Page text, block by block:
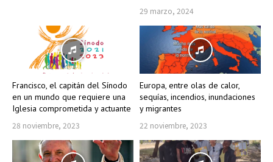
29 marzo, 2024
Francisco, el capitán del Sínodo
en un mundo que requiere una
Iglesia comprometida y actuante
28 noviembre, 2023
Europa, entre olas de calor,
sequías, incendios, inundaciones
y migrantes
22 noviembre, 2023